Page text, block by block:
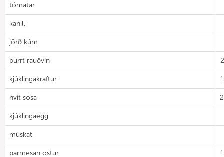
tómatar
kanill
jörð kúm
þurrt rauðvín
kjúklingakraftur
hvít sósa
kjúklingaegg
múskat
parmesan ostur